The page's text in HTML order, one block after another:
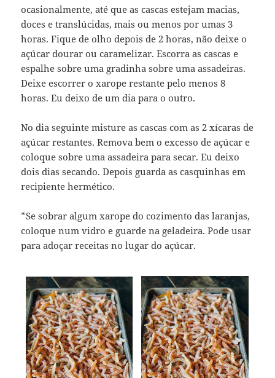
ocasionalmente, até que as cascas estejam macias,
doces e translúcidas, mais ou menos por umas 3
horas. Fique de olho depois de 2 horas, não deixe o
açúcar dourar ou caramelizar. Escorra as cascas e
espalhe sobre uma gradinha sobre uma assadeiras.
Deixe escorrer o xarope restante pelo menos 8
horas. Eu deixo de um dia para o outro.
No dia seguinte misture as cascas com as 2 xícaras de
açúcar restantes. Remova bem o excesso de açúcar e
coloque sobre uma assadeira para secar. Eu deixo
dois dias secando. Depois guarda as casquinhas em
recipiente hermético.
*Se sobrar algum xarope do cozimento das laranjas,
coloque num vidro e guarde na geladeira. Pode usar
para adoçar receitas no lugar do açúcar.